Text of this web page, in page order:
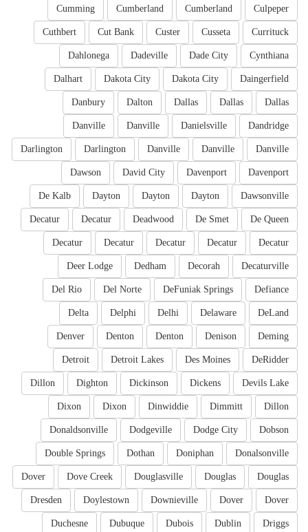
Culpeper
Cumberland
Cumberland
Cumming
Currituck
Cusseta
Custer
Cut Bank
Cuthbert
Cynthiana
Dade City
Dadeville
Dahlonega
Daingerfield
Dakota City
Dakota City
Dalhart
Dallas
Dallas
Dallas
Dalton
Danbury
Dandridge
Danielsville
Danville
Danville
Danville
Danville
Danville
Darlington
Darlington
Davenport
Davenport
David City
Dawson
Dawsonville
Dayton
Dayton
Dayton
De Kalb
De Queen
De Smet
Deadwood
Decatur
Decatur
Decatur
Decatur
Decatur
Decatur
Decatur
Decaturville
Decorah
Dedham
Deer Lodge
Defiance
DeFuniak Springs
Del Norte
Del Rio
DeLand
Delaware
Delhi
Delphi
Delta
Deming
Denison
Denton
Denton
Denver
DeRidder
Des Moines
Detroit Lakes
Detroit
Devils Lake
Dickens
Dickinson
Dighton
Dillon
Dillon
Dimmitt
Dinwiddie
Dixon
Dixon
Dobson
Dodge City
Dodgeville
Donaldsonville
Donalsonville
Doniphan
Dothan
Double Springs
Douglas
Douglas
Douglasville
Dove Creek
Dover
Dover
Dover
Downieville
Doylestown
Dresden
Driggs
Dublin
Dubois
Dubuque
Duchesne